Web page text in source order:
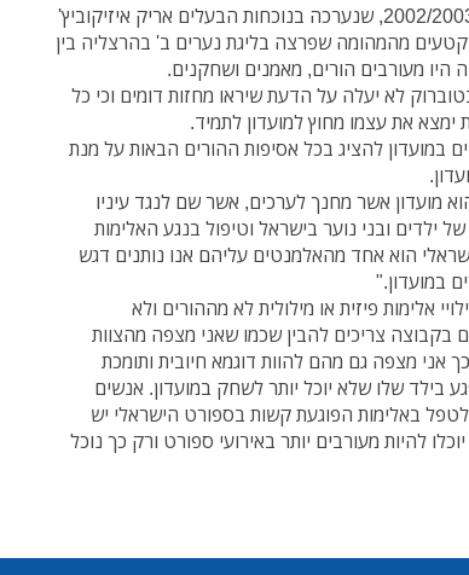
כבר השבוע באסיפה של קבוצת 2002/2003, שנערכה בנוכחות הבעלים אריק איזיקוביץ'
קטעים מהמהומה שפרצה בליגת נערים ב' בהרצליה בין
מעורבים הורים, מאמנים ושחקנים.
לא יעלה על הדעת שיראו מחזות דומים וכי כל
ימצא את עצמו מחוץ למועדון לתמיד.
במועדון להציג בכל אסיפות ההורים הבאות על מנת
מועדון אשר מחנך לערכים, אשר שם לנגד עיניו
ילדים ובני נוער בישראל וטיפול בנגע האלימות
הוא אחד מהאלמנטים עליהם אנו נותנים דגש
במועדון."
אלימות פיזית או מילולית לא מההורים ולא
צריכים להבין שכמו שאני מצפה מהצוות
אני מצפה גם מהם להוות דוגמא חיובית ותומכת
בילד שלו שלא יוכל יותר לשחק במועדון. אנשים
באלימות הפוגעת קשות בספורט הישראלי יש
להיות מעורבים יותר באירועי ספורט ורק כך נוכל